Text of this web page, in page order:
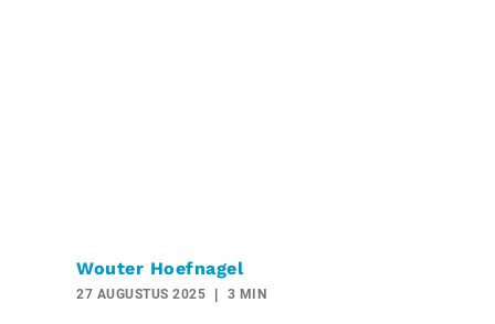
Wouter Hoefnagel
27 AUGUSTUS 2025 3 MIN